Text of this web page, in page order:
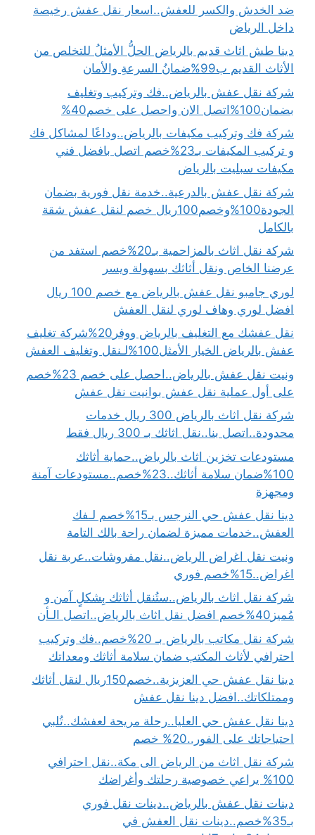
ضد الخدش والكسر للعفش..اسعار نقل عفش رخيصة
داخل الرياض
دينا طش اثاث قديم بالرياض الحلُّ الأمثلُ للتخلص من
الأثاث القديم ب99%ضمانُ السرعةِ والأمان
شركة نقل عفش بالرياض..فك وتركيب وتغليف
بضمان100%اتصل الان واحصل على خصم40%
شركة فك وتركيب مكيفات بالرياض..وداعًا لمشاكل فك
و تركيب المكيفات بـ23%خصم اتصل بافضل فني
مكيفات سبليت بالرياض
شركة نقل عفش بالدرعية..خدمة نقل فورية بضمان
الجودة100%وخصم100ريال خصم لنقل عفش شقة
بالكامل
شركة نقل اثاث بالمزاحمية بـ20%خصم استفد من
عرضنا الخاص ونقل أثاثك بسهولة ويسر
لوري جامبو نقل عفش بالرياض مع خصم 100 ريال
افضل لوري وهاف لوري لنقل العفش
نقل عفشك مع التغليف بالرياض ووفر20%شركة تغليف
عفش بالرياض الخيار الأمثل100%لـنقل وتغليف العفش
ونيت نقل عفش بالرياض..احصل على خصم 23%خصم
على أول عملية نقل عفش بوانيت نقل عفش
شركة نقل اثاث بالرياض 300 ريال خدمات
محدودة..اتصل بنا..نقل اثاثك بـ 300 ريال فقط
مستودعات تخزين اثاث بالرياض..حماية أثاثك
100%ضمان سلامة أثاثك..23%خصم..مستودعات آمنة
ومجهزة
دينا نقل عفش حي النرجس بـ15%خصم لـفك
العفش..خدمات مميزة لضمان راحة بالك التامة
ونيت نقل اغراض الرياض..نقل مفروشات..عربة نقل
اغراض..15%خصم فوري
شركة نقل اثاث بالرياض..ستُنقل أثاثك بِشكلٍ آمن و
مُميز40%خصم افضل نقل اثاث بالرياض..اتصل الـأن
شركة نقل مكاتب بالرياض بـ 20%خصم..فك وتركيب
احترافي لأثاث المكتب ضمان سلامة أثاثك ومعداتك
دينا نقل عفش حي العزيزية..خصم150ريال لنقل أثاثك
وممتلكاتك..افضل دينا نقل عفش
دينا نقل عفش حي العليا..رحلة مريحة لعفشك..تُلبي
احتياجاتك على الفور..20% خصم
شركة نقل اثاث من الرياض الى مكة..نقل احترافي
100% يراعي خصوصية رحلتك وأغراضك
دينات نقل عفش بالرياض..دينات نقل فوري
بـ35%خصم..دينات نقل العفش في